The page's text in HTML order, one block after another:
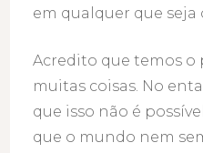
em qualquer que
Acredito que temos o
muitas coisas. No
que isso não é
que o mundo nem